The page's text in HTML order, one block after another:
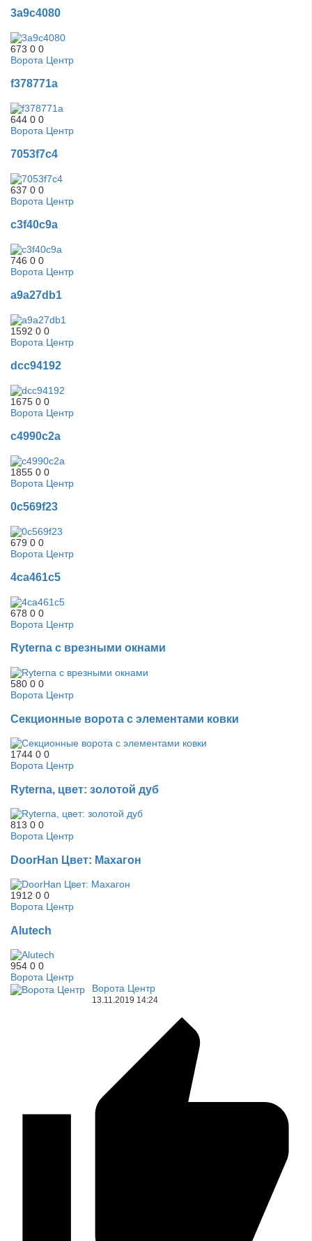
3a9c4080
673 0 0
Ворота Центр
f378771a
644 0 0
Ворота Центр
7053f7c4
637 0 0
Ворота Центр
c3f40c9a
746 0 0
Ворота Центр
a9a27db1
1592 0 0
Ворота Центр
dcc94192
1675 0 0
Ворота Центр
c4990c2a
1855 0 0
Ворота Центр
0c569f23
679 0 0
Ворота Центр
4ca461c5
678 0 0
Ворота Центр
Ryterna с врезными окнами
580 0 0
Ворота Центр
Секционные ворота с элементами ковки
1744 0 0
Ворота Центр
Ryterna, цвет: золотой дуб
813 0 0
Ворота Центр
DoorHan Цвет: Махагон
1912 0 0
Ворота Центр
Alutech
954 0 0
Ворота Центр
Ворота Центр
13.11.2019 14:24